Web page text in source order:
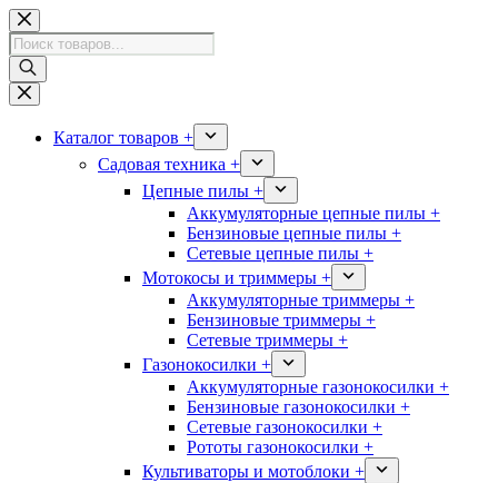
Перейти
к
сути
Поиск
товаров
Каталог товаров +
Садовая техника +
Цепные пилы +
Аккумуляторные цепные пилы +
Бензиновые цепные пилы +
Сетевые цепные пилы +
Мотокосы и триммеры +
Аккумуляторные триммеры +
Бензиновые триммеры +
Сетевые триммеры +
Газонокосилки +
Аккумуляторные газонокосилки +
Бензиновые газонокосилки +
Сетевые газонокосилки +
Рототы газонокосилки +
Культиваторы и мотоблоки +